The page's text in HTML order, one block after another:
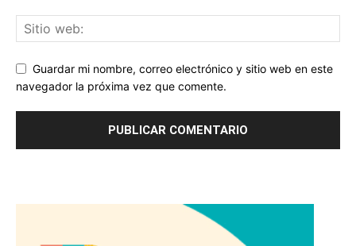
Guardar mi nombre, correo electrónico y sitio web en este
navegador la próxima vez que comente.